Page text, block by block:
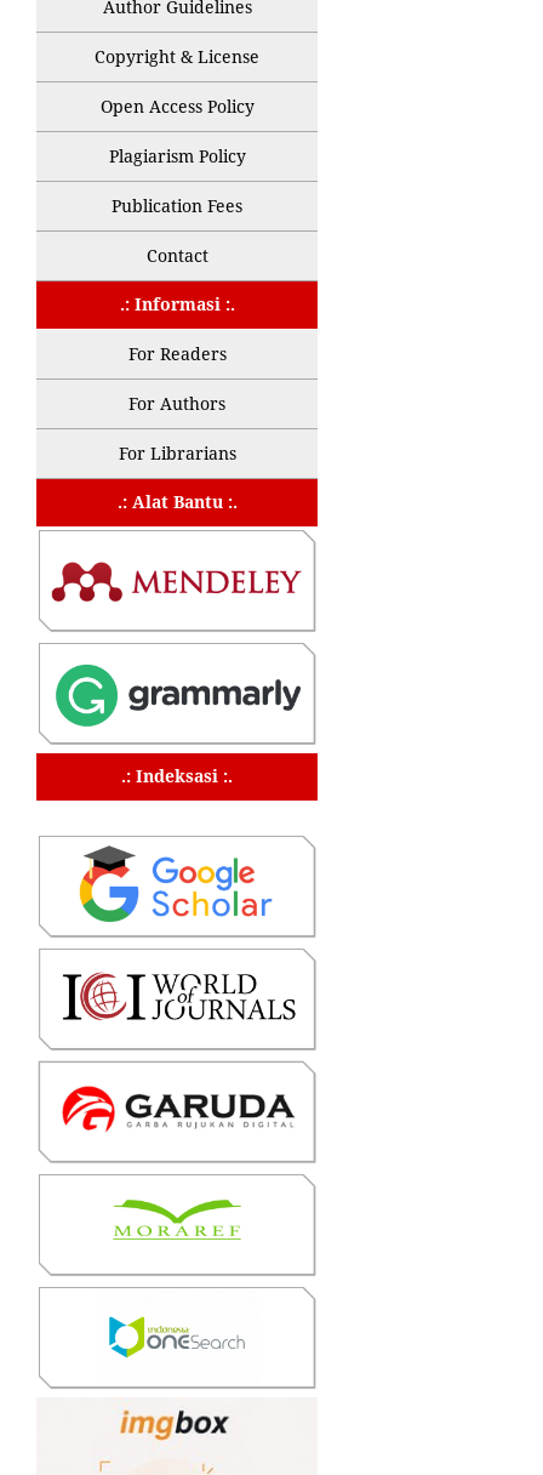
Author Guidelines
Copyright & License
Open Access Policy
Plagiarism Policy
Publication Fees
Contact
.: Informasi :.
For Readers
For Authors
For Librarians
.: Alat Bantu :.
.: Indeksasi :.